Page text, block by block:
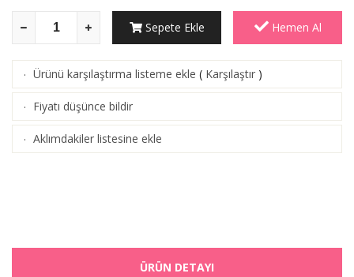
Sepete Ekle Hemen Al
· Ürünü karşılaştırma listeme ekle ( Karşılaştır )
· Fiyatı düşünce bildir
· Aklımdakiler listesine ekle
ÜRÜN DETAYI